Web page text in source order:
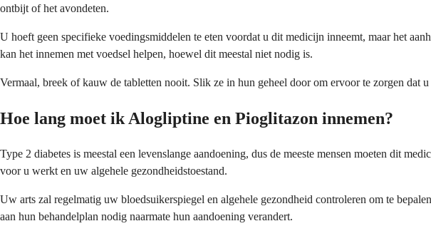
ontbijt of het avondeten.
U hoeft geen specifieke voedingsmiddelen te eten voordat u dit medicijn inneemt, maar het
kan het innemen met voedsel helpen, hoewel dit meestal niet nodig is.
Vermaal, breek of kauw de tabletten nooit. Slik ze in hun geheel door om ervoor te zorgen dat
Hoe lang moet ik Alogliptine en Pioglitazon innemen?
Type 2 diabetes is meestal een levenslange aandoening, dus de meeste mensen moeten dit
voor u werkt en uw algehele gezondheidstoestand.
Uw arts zal regelmatig uw bloedsuikerspiegel en algehele gezondheid controleren om te
aan hun behandelplan nodig naarmate hun aandoening verandert.